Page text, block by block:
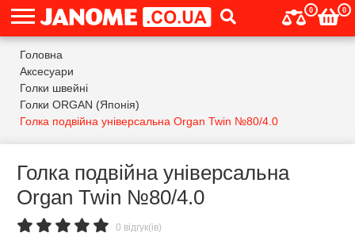
0 0
Головна
Аксесуари
Голки швейні
Голки ORGAN (Японія)
Голка подвійна універсальна Organ Twin №80/4.0
Голка подвійна універсальна
Organ Twin №80/4.0
0 відгук(ів)